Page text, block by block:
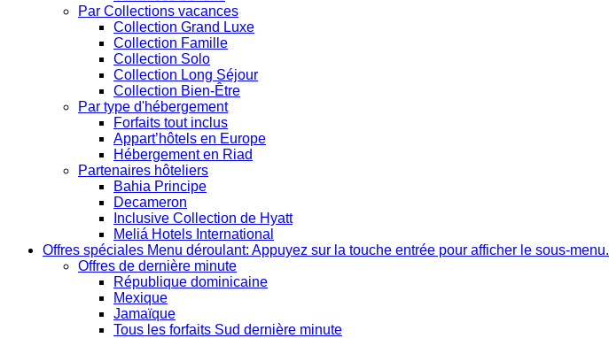
Par Collections vacances
Collection Grand Luxe
Collection Famille
Collection Solo
Collection Long Séjour
Collection Bien-Être
Par type d'hébergement
Forfaits tout inclus
Appart’hôtels en Europe
Hébergement en Riad
Partenaires hôteliers
Bahia Principe
Decameron
Inclusive Collection de Hyatt
Meliá Hotels International
Offres spéciales Menu déroulant: Appuyez sur la touche entrée pour afficher le sous-menu.
Offres de dernière minute
République dominicaine
Mexique
Jamaïque
Tous les forfaits Sud dernière minute